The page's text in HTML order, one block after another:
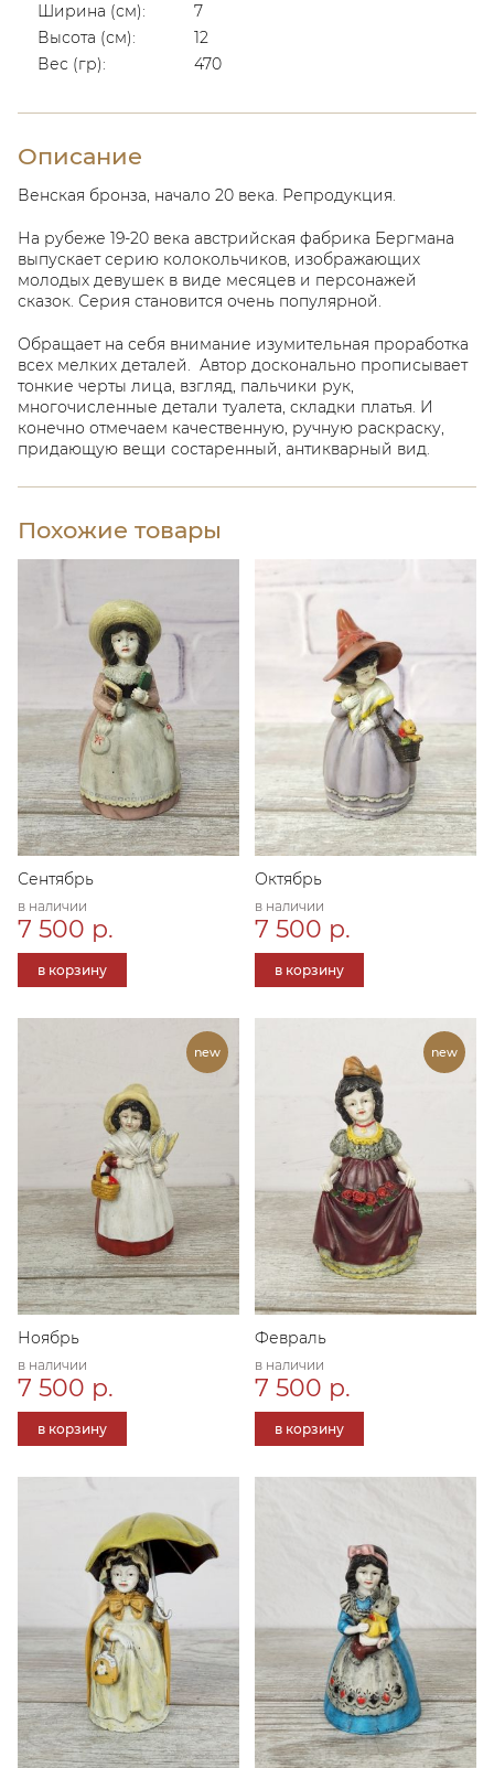
Ширина (см):
7
Высота (см):
12
Вес (гр):
470
Описание
Венская бронза, начало 20 века. Репродукция.
На рубеже 19-20 века австрийская фабрика Бергмана
выпускает серию колокольчиков, изображающих
молодых девушек в виде месяцев и персонажей
сказок. Серия становится очень популярной.
Обращает на себя внимание изумительная проработка
всех мелких деталей. Автор досконально прописывает
тонкие черты лица, взгляд, пальчики рук,
многочисленные детали туалета, складки платья. И
конечно отмечаем качественную, ручную раскраску,
придающую вещи состаренный, антикварный вид.
Похожие товары
Сентябрь
в наличии
7 500 р.
в корзину
Октябрь
в наличии
7 500 р.
в корзину
Ноябрь
в наличии
7 500 р.
в корзину
Февраль
в наличии
7 500 р.
в корзину